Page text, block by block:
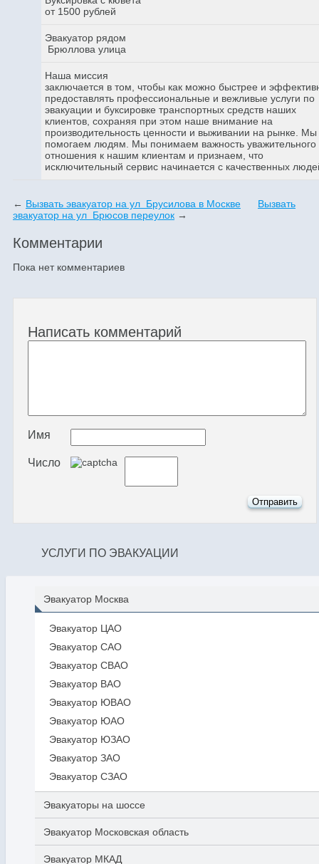
от 1500 рублей
Эвакуатор рядом
Брюллова улица
Наша миссия
заключается в том, чтобы как можно быстрее и
предоставлять профессиональные и вежливые услуги по
эвакуации и буксировке транспортных средств наших
клиентов, сохраняя при этом наше внимание на
производительность ценности и выживании на рынке. Мы
помогаем людям. Мы понимаем важность уважительного
отношения к нашим клиентам и признаем, что
исключительный сервис начинается с качественных
← Вызвать эвакуатор на ул Брусилова в Москве
Вызвать
эвакуатор на ул Брюсов переулок →
Комментарии
Пока нет комментариев
Написать комментарий
Имя
Число
УСЛУГИ ПО ЭВАКУАЦИИ
Эвакуатор Москва
Эвакуатор ЦАО
Эвакуатор САО
Эвакуатор СВАО
Эвакуатор ВАО
Эвакуатор ЮВАО
Эвакуатор ЮАО
Эвакуатор ЮЗАО
Эвакуатор ЗАО
Эвакуатор СЗАО
Эвакуаторы на шоссе
Эвакуатор Московская область
Эвакуатор МКАД